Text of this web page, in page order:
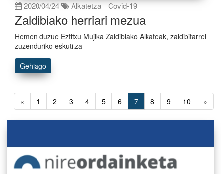
2020/04/24 Alkatetza Covid-19
Zaldibiako herriari mezua
Hemen duzue Eztitxu Mujika Zaldibiako Alkateak, zaldibitarrei
zuzenduriko eskutitza
Gehiago
« 1 2 3 4 5 6 7 8 9 10 »